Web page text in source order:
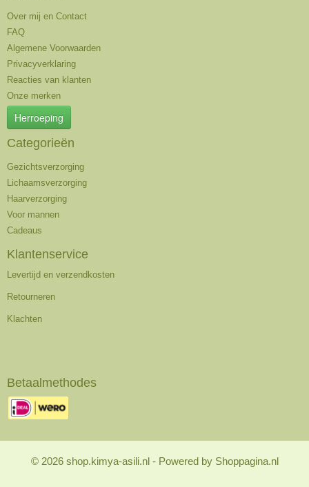
Over mij en Contact
FAQ
Algemene Voorwaarden
Privacyverklaring
Reacties van klanten
Onze merken
Herroeping
Categorieën
Gezichtsverzorging
Lichaamsverzorging
Haarverzorging
Voor mannen
Cadeaus
Klantenservice
Levertijd en verzendkosten
Retourneren
Klachten
Betaalmethodes
© 2026 shop.kimya-asili.nl - Powered by Shoppagina.nl